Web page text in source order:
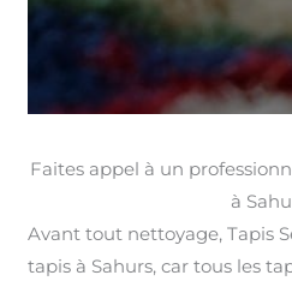
Faites appel à un
à
Avant tout nettoyage, Tapis
tapis à Sahurs, car tous les